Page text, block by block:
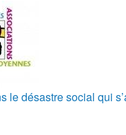
le désastre social qui